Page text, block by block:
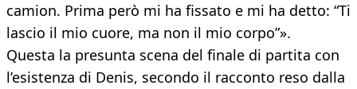
camion. Prima però mi ha fissato e mi ha detto: “Ti
lascio il mio cuore, ma non il mio corpo”».
Questa la presunta scena del finale di partita con
l’esistenza di Denis, secondo il racconto reso dalla